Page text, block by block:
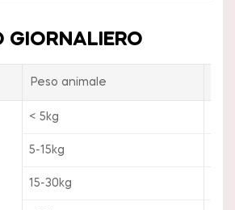
GIORNALIERO
Peso animale
< 5kg
5-15kg
15-30kg